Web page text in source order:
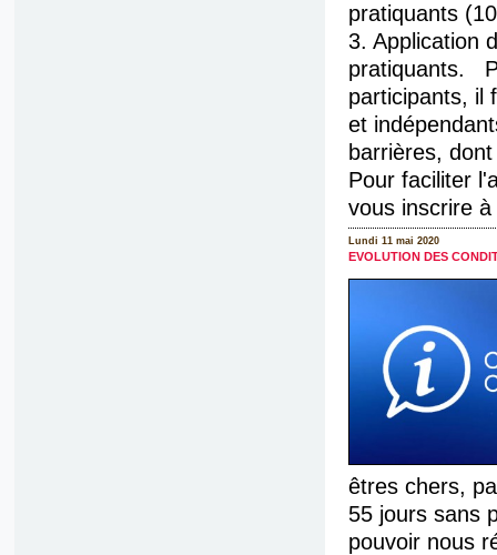
pratiquants
3. Application
pratiquants.
participants, il
et
barrières,
Pour faciliter
vous inscrire
Lundi 11 mai 2020
EVOLUTION DES
êtres chers,
55 jours sans
pouvoir nous